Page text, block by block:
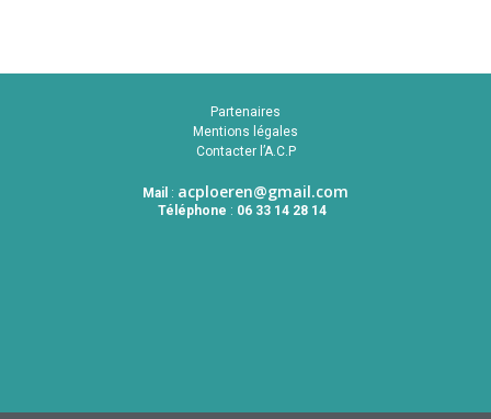
Partenaires
Mentions légales
Contacter l’A.C.P
Mail : acploeren@gmail.com
Téléphone : 06 33 14 28 14